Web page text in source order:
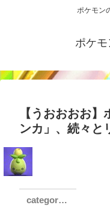
ポケモン
ポケモ
【うおおおお
ンカ」、続々と
ゲーム